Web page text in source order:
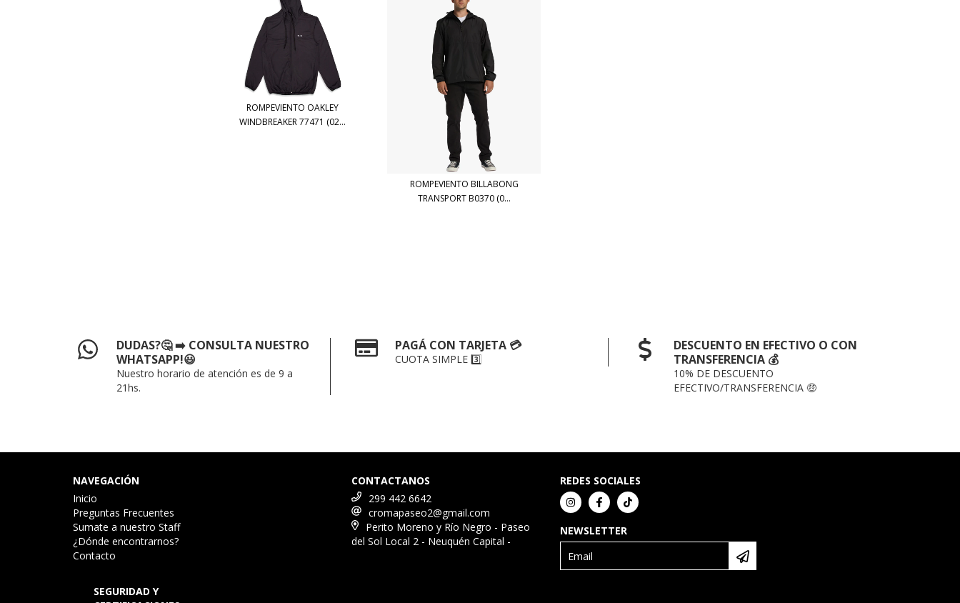
ROMPEVIENTO OAKLEY
WINDBREAKER 77471 (02...
ROMPEVIENTO BILLABONG
TRANSPORT B0370 (0...
DUDAS?🤔 ➡️ CONSULTA NUESTRO
WHATSAPP!😃
Nuestro horario de atención es de 9 a
21hs.
PAGÁ CON TARJETA 💳
CUOTA SIMPLE 3️⃣
DESCUENTO EN EFECTIVO O CON
TRANSFERENCIA 💰
10% DE DESCUENTO
EFECTIVO/TRANSFERENCIA 🤑
NAVEGACIÓN
Inicio
Preguntas Frecuentes
Sumate a nuestro Staff
¿Dónde encontrarnos?
Contacto
CONTACTANOS
299 442 6642
cromapaseo2@gmail.com
Perito Moreno y Río Negro - Paseo
del Sol Local 2 - Neuquén Capital -
REDES SOCIALES
NEWSLETTER
SEGURIDAD Y